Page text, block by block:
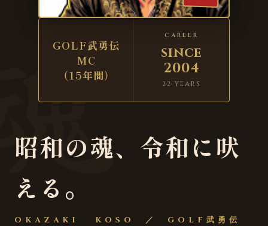
GOLF武勇伝
MC
（15年間）
CAREER
since
2004
22 YEARS
昭和の魂、令和に吠
える。
OKAZAKI KOSO ／ GOLF武勇伝